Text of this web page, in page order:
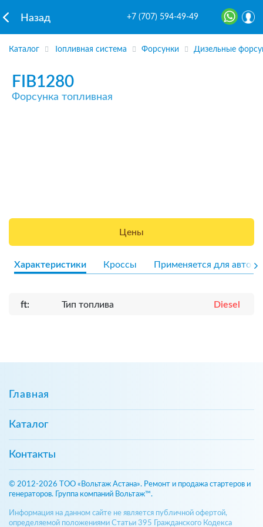
Назад +7 (707) 594-49-49
Каталог Топливная система Форсунки Дизельные
FIB1280
Форсунка топливная
Цены
Характеристики Кроссы Применяется для авто
ft: Тип топлива Diesel
Главная
Каталог
Контакты
© 2012-2026 ТОО «Вольтаж Астана». Ремонт и продажа стартеров и
генераторов. Группа компаний Вольтаж™.
Информация на данном сайте не является публичной офертой,
определяемой положениями Статьи 395 Гражданского Кодекса